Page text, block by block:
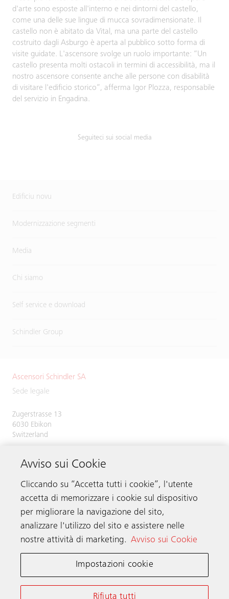
d'arte sono esposte all'interno e nei dintorni del castello,
come una delle sue lingue di mucca sovradimensionate. Il
castello non è abitato da Vital, ma una parte del castello
costruito dagli Asburgo è aperta al pubblico sotto forma di
visite guidate. L'ascensore svolge un ruolo importante: “Un
castello presenta molti ostacoli in termini di accessibilità, ma il
nostro ascensore consente anche alle persone con disabilità
di visitare l'edificio storico”, afferma Igor Plozza, responsabile
del servizio in Engadina.
Seguiteci sui social media
Edificiu novu
Modernizzazione segmenti
Media
Chi siamo
Self service e download
Schindler Group
Ascensori Schindler SA
Sede legale
Zugerstrasse 13
6030 Ebikon
Switzerland
Contattare
Schindler nel mondo
Avviso sui Cookie
Cliccando su “Accetta tutti i cookie”, l'utente
accetta di memorizzare i cookie sul dispositivo
per migliorare la navigazione del sito,
analizzare l'utilizzo del sito e assistere nelle
nostre attività di marketing. Avviso sui Cookie
Impostazioni cookie
Rifiuta tutti